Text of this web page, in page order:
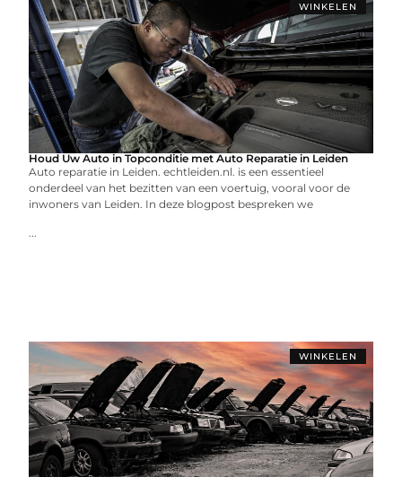
WINKELEN
Houd Uw Auto in Topconditie met Auto Reparatie in Leiden
Auto reparatie in Leiden. echtleiden.nl. is een essentieel
onderdeel van het bezitten van een voertuig, vooral voor de
inwoners van Leiden. In deze blogpost bespreken we
...
WINKELEN